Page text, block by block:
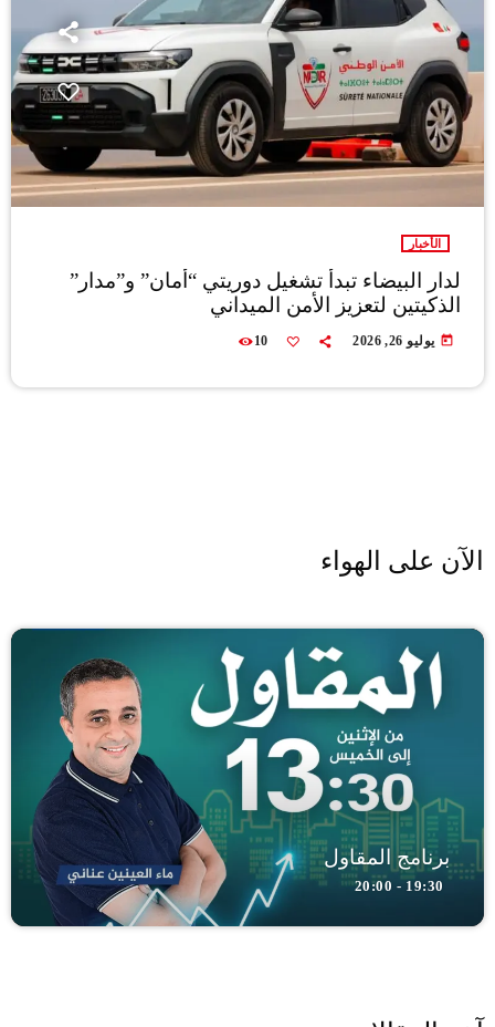
الأخبار
لدار البيضاء تبدأ تشغيل دوريتي “أمان” و”مدار”
الذكيتين لتعزيز الأمن الميداني
today يوليو 26, 2026 10
الآن على الهواء
برنامج المقاول
19:30 - 20:00